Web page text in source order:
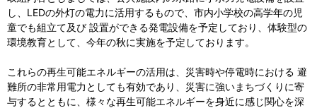
し、LEDの外灯の電力に活用するもので、市内小学校の高学年の児
童でも組立て及び 設置ができる発電設備を予定しており、体験型の
環境教育として、今年の秋に実施を予定しております。
これらの再生可能エネルギーの活用は、災害時や停電時における 避
難所の非常用電力としても有効であり、災害に強いまちづくりに寄
与するとともに、様々な再生可能エネルギーを身近に感じ関心を深